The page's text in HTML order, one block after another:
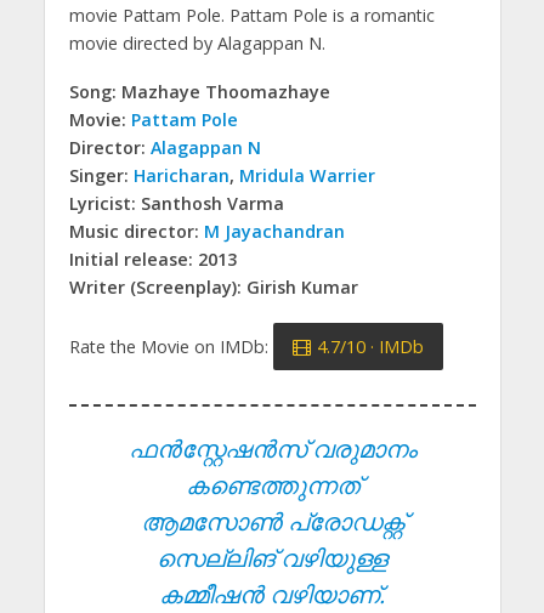
movie Pattam Pole. Pattam Pole is a romantic
movie directed by Alagappan N.
Song: Mazhaye Thoomazhaye
Movie: Pattam Pole
Director: Alagappan N
Singer: Haricharan, Mridula Warrier
Lyricist: Santhosh Varma
Music director: M Jayachandran
Initial release: 2013
Writer (Screenplay): Girish Kumar
Rate the Movie on IMDb: 4.7/10 · IMDb
ഫൻസ്റ്റേഷൻസ് വരുമാനം
കണ്ടെത്തുന്നത്
ആമസോൺ പ്രോഡക്റ്റ്
സെല്ലിങ് വഴിയുള്ള
കമ്മീഷൻ വഴിയാണ്.